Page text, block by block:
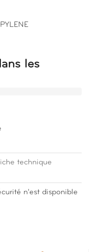
les
technique
n'est disponible